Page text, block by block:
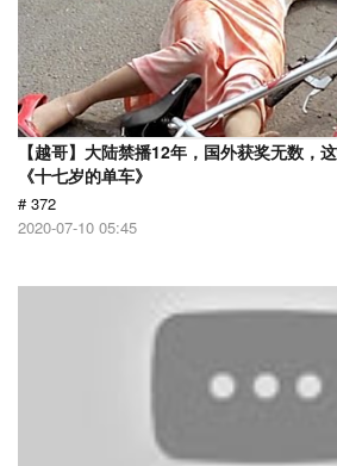
【越哥】大陆禁播12年，国外获奖无数，
《十七岁的单车》
# 372
2020-07-10 05:45